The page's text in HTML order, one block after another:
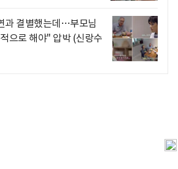
과 결별했는데…부모님
으로 해야" 압박 (신랑수